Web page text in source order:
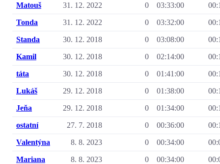
Matouš 31. 12. 2022 0 03:33:00
Tonda 31. 12. 2022 0 03:32:00
Standa 30. 12. 2018 0 03:08:00
Kamil 30. 12. 2018 0 02:14:00
táta 30. 12. 2018 0 01:41:00
Lukáš 29. 12. 2018 0 01:38:00
Jeňa 29. 12. 2018 0 01:34:00
ostatní 27. 7. 2018 0 00:36:00
Valentýna 8. 8. 2023 0 00:34:00
Mariana 8. 8. 2023 0 00:34:00